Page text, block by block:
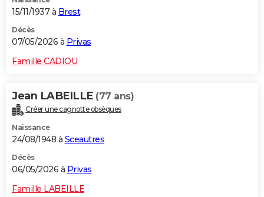
15/11/1937 à Brest
Décès
07/05/2026 à Privas
Famille CADIOU
Jean LABEILLE (77 ans)
Créer une cagnotte obsèques
Naissance
24/08/1948 à Sceautres
Décès
06/05/2026 à Privas
Famille LABEILLE